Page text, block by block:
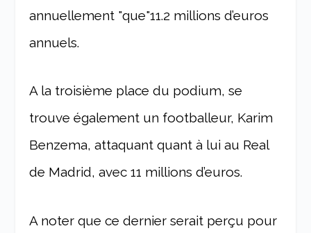
annuellement "que"11.2 millions d’euros
annuels.
A la troisième place du podium, se
trouve également un footballeur, Karim
Benzema, attaquant quant à lui au Real
de Madrid, avec 11 millions d’euros.
A noter que ce dernier serait perçu pour